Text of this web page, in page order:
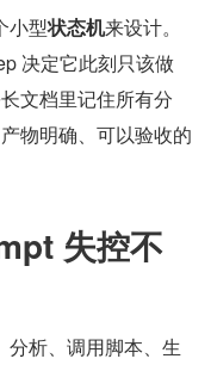
小型状态机来设计。
决定它此刻只该做
文档里记住所有分
物明确、可以验收的
失控不
析、调用脚本、生